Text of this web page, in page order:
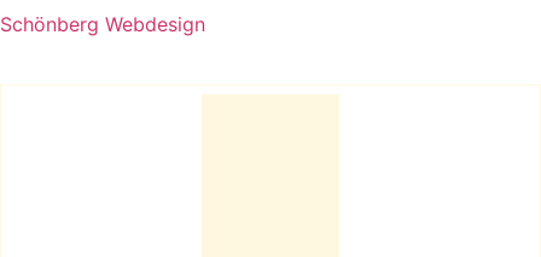
Schönberg Webdesign